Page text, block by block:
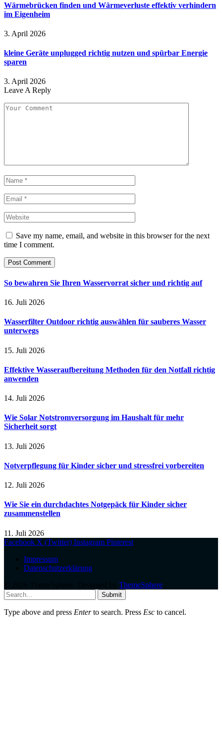
Wärmebrücken finden und Wärmeverluste effektiv verhindern
im Eigenheim
3. April 2026
kleine Geräte unplugged richtig nutzen und spürbar Energie
sparen
3. April 2026
Leave A Reply
Save my name, email, and website in this browser for the next
time I comment.
So bewahren Sie Ihren Wasservorrat sicher und richtig auf
16. Juli 2026
Wasserfilter Outdoor richtig auswählen für sauberes Wasser
unterwegs
15. Juli 2026
Effektive Wasseraufbereitung Methoden für den Notfall richtig
anwenden
14. Juli 2026
Wie Solar Notstromversorgung im Haushalt für mehr
Sicherheit sorgt
13. Juli 2026
Notverpflegung für Kinder sicher und stressfrei vorbereiten
12. Juli 2026
Wie Sie ein durchdachtes Notgepäck für Kinder sicher
zusammenstellen
11. Juli 2026
Facebook X (Twitter) Instagram Pinterest
Impressum
Datenschutzerklärung
ThemeSphere
Submit
Type above and press Enterto search. Press Esc to cancel.